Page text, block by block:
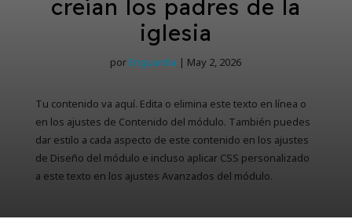
creían los padres de la
iglesia
por Enguardia | May 2, 2026
Tu contenido va aquí. Edita o elimina este texto en línea o
en los ajustes de Contenido del módulo. También puedes
dar estilo a cada aspecto de este contenido en los ajustes
de Diseño del módulo e incluso aplicar CSS personalizado
a este texto en los ajustes Avanzados del módulo.